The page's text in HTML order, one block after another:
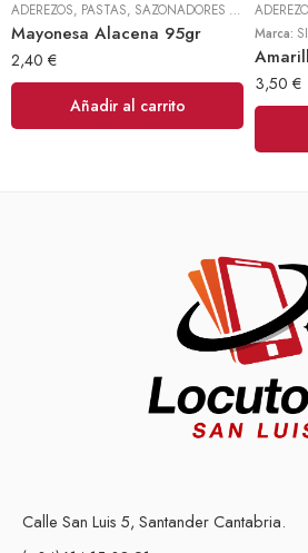
ADEREZOS, PASTAS, SAZONADORES Y CONDIMENTOS
Mayonesa Alacena 95gr
2,40 €
Añadir al carrito
Marca:
3,50 €
Calle San Luis 5, Santander Cantabria.